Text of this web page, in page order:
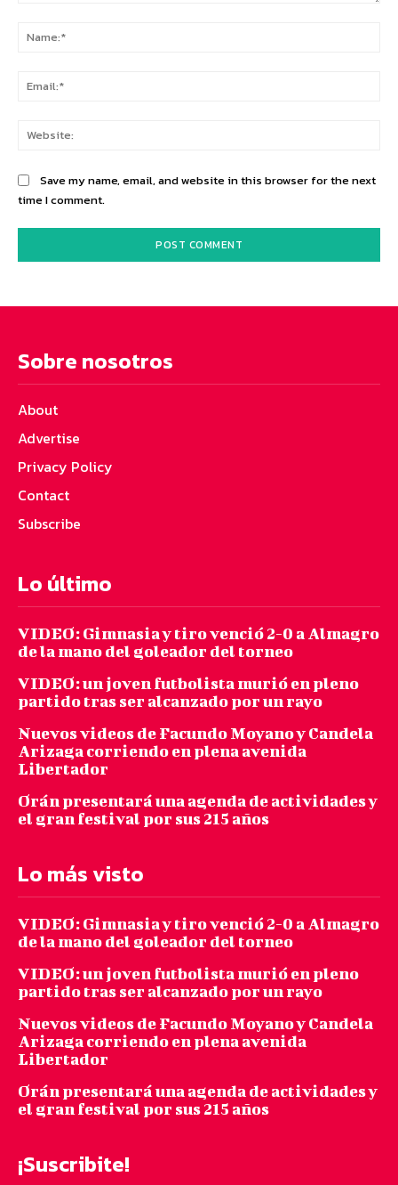
Save my name, email, and website in this browser for the next
time I comment.
Sobre nosotros
About
Advertise
Privacy Policy
Contact
Subscribe
Lo último
VIDEO: Gimnasia y tiro venció 2-0 a Almagro
de la mano del goleador del torneo
VIDEO: un joven futbolista murió en pleno
partido tras ser alcanzado por un rayo
Nuevos videos de Facundo Moyano y Candela
Arizaga corriendo en plena avenida
Libertador
Orán presentará una agenda de actividades y
el gran festival por sus 215 años
Lo más visto
VIDEO: Gimnasia y tiro venció 2-0 a Almagro
de la mano del goleador del torneo
VIDEO: un joven futbolista murió en pleno
partido tras ser alcanzado por un rayo
Nuevos videos de Facundo Moyano y Candela
Arizaga corriendo en plena avenida
Libertador
Orán presentará una agenda de actividades y
el gran festival por sus 215 años
¡Suscribite!